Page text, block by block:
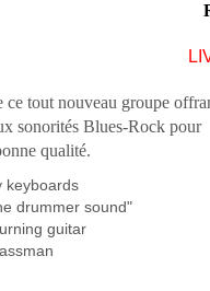
ce tout nouveau groupe
sonorités Blues-Rock pour
qualité.
keyboards
drummer sound"
guitar